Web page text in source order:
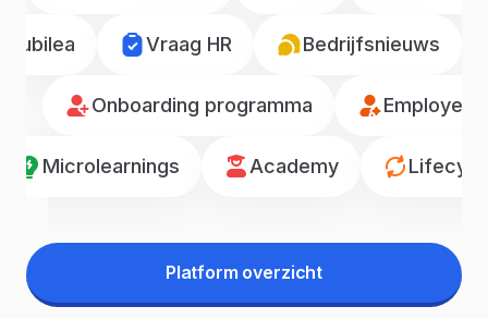
Jubilea Vraag HR Bedrijfsnieuws
Onboarding programma Employee
Microlearnings Academy
Platform overzicht